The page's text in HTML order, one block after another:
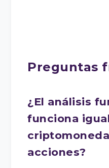
Preguntas
¿El análisis
funciona
acciones?